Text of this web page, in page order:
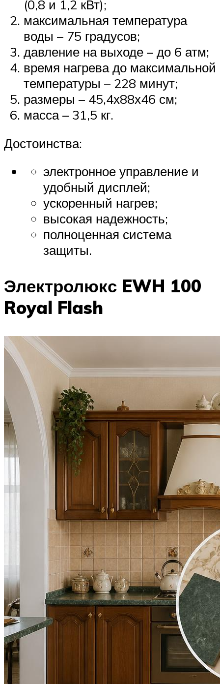
(0,8 и 1,2 кВт);
максимальная температура
воды – 75 градусов;
давление на выходе – до 6 атм;
время нагрева до максимальной
температуры – 228 минут;
размеры – 45,4х88х46 см;
масса – 31,5 кг.
Достоинства:
электронное управление и
удобный дисплей;
ускоренный нагрев;
высокая надежность;
полноценная система
защиты.
Электролюкс EWH 100
Royal Flash